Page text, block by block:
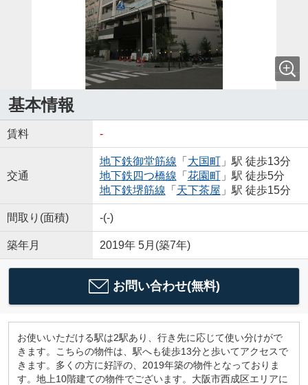
基本情報
賃料 -
交通
地下鉄御堂筋線 「 大国町」駅 徒歩13分
地下鉄四つ橋線 「 花園町」駅 徒歩5分
地下鉄堺筋線 「 天下茶屋 」駅 徒歩15分
間取り(面積) -(-)
築年月 2019年 5月(築7年)
お問い合わせ(無料)
お使いいただける駅は2駅あり、行き先に応じて使い分けがで
きます。こちらの物件は、駅へも徒歩13分と歩いてアクセスで
きます。多くの方に好評の、2019年築の物件となっておりま
す。地上10階建ての物件でございます。大阪市西成区エリアに